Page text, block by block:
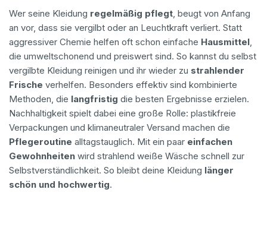
Wer seine Kleidung regelmäßig pflegt, beugt von Anfang
an vor, dass sie vergilbt oder an Leuchtkraft verliert. Statt
aggressiver Chemie helfen oft schon einfache Hausmittel,
die umweltschonend und preiswert sind. So kannst du selbst
vergilbte Kleidung reinigen und ihr wieder zu strahlender
Frische verhelfen. Besonders effektiv sind kombinierte
Methoden, die langfristig die besten Ergebnisse erzielen.
Nachhaltigkeit spielt dabei eine große Rolle: plastikfreie
Verpackungen und klimaneutraler Versand machen die
Pflegeroutine alltagstauglich. Mit ein paar einfachen
Gewohnheiten wird strahlend weiße Wäsche schnell zur
Selbstverständlichkeit. So bleibt deine Kleidung länger
schön und hochwertig.